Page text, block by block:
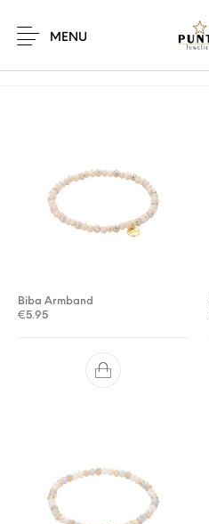
MENU
Home / Product Kleur
Biba Armband
€5.95